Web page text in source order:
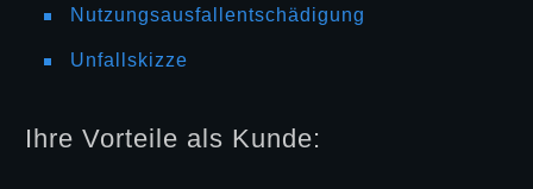
Nutzungsausfallentschädigung
Unfallskizze
Ihre Vorteile als Kunde: